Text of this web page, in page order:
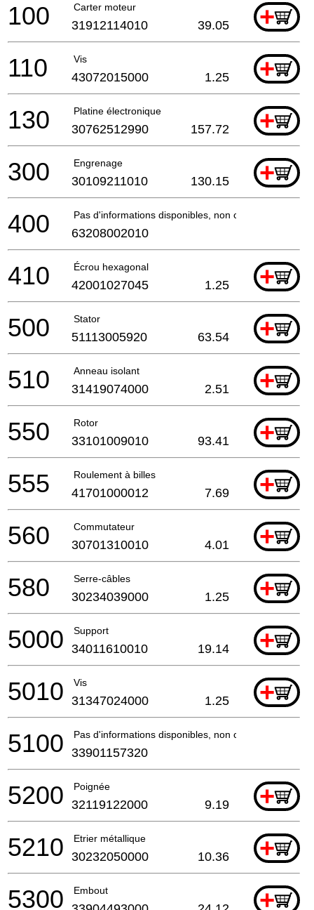
Carter moteur +
100 31912114010 39.05
Vis +
110 43072015000 1.25
Platine électronique +
130 30762512990 157.72
Engrenage +
300 30109211010 130.15
Pas d'informations disponibles, non commandable
400 63208002010
Écrou hexagonal +
410 42001027045 1.25
Stator +
500 51113005920 63.54
Anneau isolant +
510 31419074000 2.51
Rotor +
550 33101009010 93.41
Roulement à billes +
555 41701000012 7.69
Commutateur +
560 30701310010 4.01
Serre-câbles +
580 30234039000 1.25
Support +
5000 34011610010 19.14
Vis +
5010 31347024000 1.25
Pas d'informations disponibles, non commandable
5100 33901157320
Poignée +
5200 32119122000 9.19
Etrier métallique +
5210 30232050000 10.36
Embout +
5300